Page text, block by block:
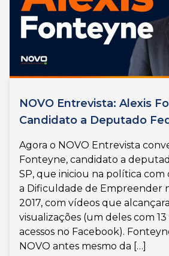
NOVO Entrevista: Alexis
Candidato a Deputado
Agora o NOVO Entrevista
Fonteyne, candidato a
SP, que iniciou na política com
a Dificuldade de Empreender
2017, com vídeos que
visualizações (um deles com
acessos no Facebook).
NOVO antes mesmo da […]